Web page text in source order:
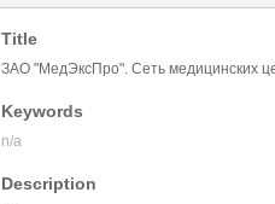
Title
ЗАО "МедЭксПро". Сеть медицинских
Keywords
n/a
Description